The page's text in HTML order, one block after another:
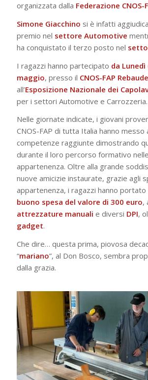
organizzata dalla Federazione CNOS-
Simone Giacchino si è infatti
premio nel settore Automotive
ha conquistato il terzo posto nel
I ragazzi hanno partecipato da
maggio, presso il CNOS-FAP
all’Esposizione Nazionale dei
per i settori Automotive e Carrozzeria.
Nelle giornate indicate, i giovani
CNOS-FAP di tutta Italia hanno messo
competenze raggiunte dimostrando
durante il loro percorso formativo
appartenenza. Oltre alla grande
nuove amicizie instaurate, grazie agli
appartenenza, i ragazzi hanno portato
buono spesa del valore di 300 euro,
attrezzature manuali e diversi DPI,
gadget.
Che dire… questa prima, piovosa
“mariano”, al Don Bosco, sembra
dalla grazia.